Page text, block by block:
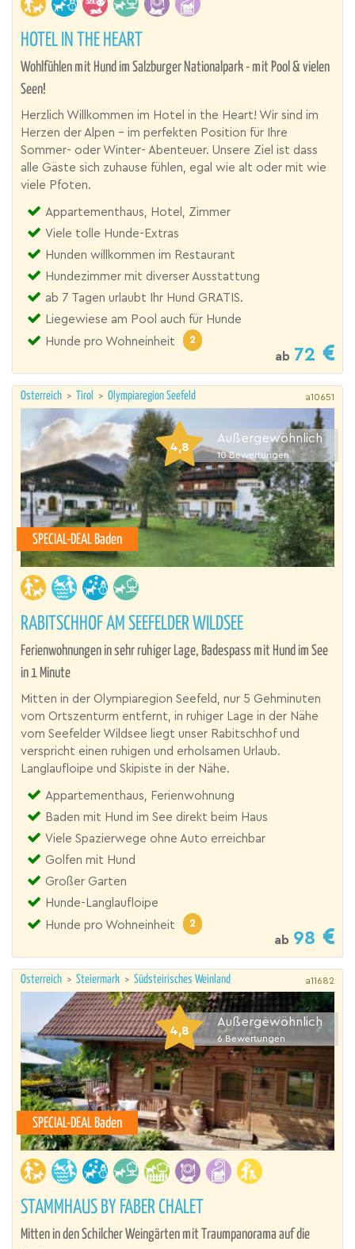
HOTEL IN THE HEART
Wohlfühlen mit Hund im Salzburger Nationalpark - mit Pool & vielen
Seen!
Herzlich Willkommen im Hotel in the Heart! Wir sind im
Herzen der Alpen - im perfekten Position für Ihre
Sommer- oder Winter- Abenteuer. Unsere Ziel ist dass
alle Gäste sich zuhause fühlen, egal wie alt oder mit wie
viele Pfoten.
Appartementhaus, Hotel, Zimmer
Viele tolle Hunde-Extras
Hunden willkommen im Restaurant
Hundezimmer mit diverser Ausstattung
ab 7 Tagen urlaubt Ihr Hund GRATIS.
Liegewiese am Pool auch für Hunde
Hunde pro Wohneinheit
2
ab 72
Österreich > Tirol > Olympiaregion Seefeld a10651
4,8
Außergewöhnlich
10 Bewertungen
SPECIAL-DEAL Baden
RABITSCHHOF AM SEEFELDER WILDSEE
Ferienwohnungen in sehr ruhiger Lage, Badespass mit Hund im See
in 1 Minute
Mitten in der Olympiaregion Seefeld, nur 5 Gehminuten
vom Ortszenturm entfernt, in ruhiger Lage in der Nähe
vom Seefelder Wildsee liegt unser Rabitschhof und
verspricht einen ruhigen und erholsamen Urlaub.
Langlaufloipe und Skipiste in der Nähe.
Appartementhaus, Ferienwohnung
Baden mit Hund im See direkt beim Haus
Viele Spazierwege ohne Auto erreichbar
Golfen mit Hund
Großer Garten
Hunde-Langlaufloipe
Hunde pro Wohneinheit
2
ab 98
Österreich > Steiermark > Südsteirisches Weinland a11682
4,8
Außergewöhnlich
6 Bewertungen
SPECIAL-DEAL Baden
STAMMHAUS BY FABER CHALET
Mitten in den Schilcher Weingärten mit Traumpanorama auf die